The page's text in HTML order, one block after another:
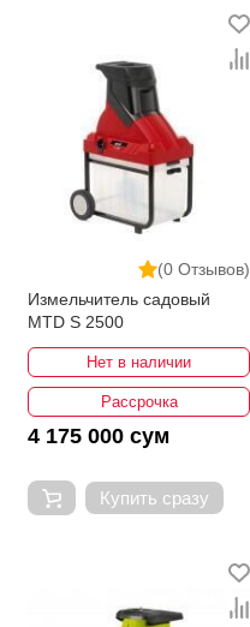
(0 Отзывов)
Измельчитель садовый
MTD S 2500
Нет в наличии
Рассрочка
4 175 000 сум
Купить сразу